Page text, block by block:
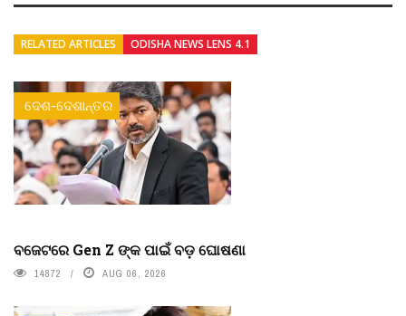
RELATED ARTICLES ODISHA NEWS LENS 4.1
ଦେଶ-ଦେଶାନ୍ତର
ବଜେଟରେ Gen Z ଙ୍କ ପାଇଁ ବଡ଼ ଘୋଷଣା
14872 AUG 06, 2026